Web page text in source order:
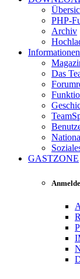
PHP-
Archiv
Informationen
Das
GASTZONE